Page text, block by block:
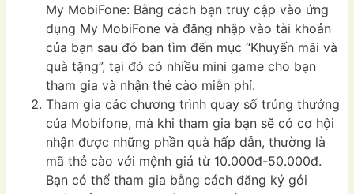
My MobiFone: Bằng cách bạn truy cập vào ứng
dụng My MobiFone và đăng nhập vào tài khoản
của bạn sau đó bạn tìm đến mục “Khuyến mãi và
quà tặng”, tại đó có nhiều mini game cho bạn
tham gia và nhận thẻ cào miễn phí.
Tham gia các chương trình quay số trúng thưởng
của Mobifone, mà khi tham gia bạn sẽ có cơ hội
nhận được những phần quà hấp dẫn, thường là
mã thẻ cào với mệnh giá từ 10.000đ-50.000đ.
Bạn có thể tham gia bằng cách đăng ký gói